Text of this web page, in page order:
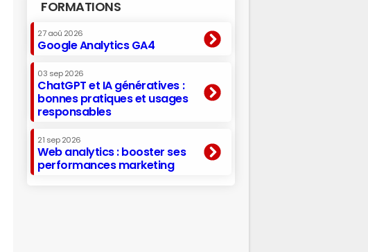
FORMATIONS
27 aoû 2026
Google Analytics GA4
03 sep 2026
ChatGPT et IA génératives :
bonnes pratiques et usages
responsables
21 sep 2026
Web analytics : booster ses
performances marketing